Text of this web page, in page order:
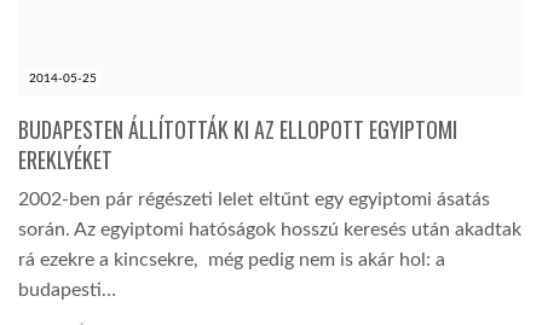
2014-05-25
BUDAPESTEN ÁLLÍTOTTÁK KI AZ ELLOPOTT EGYIPTOMI
EREKLYÉKET
2002-ben pár régészeti lelet eltűnt egy egyiptomi ásatás
során. Az egyiptomi hatóságok hosszú keresés után akadtak
rá ezekre a kincsekre, még pedig nem is akár hol: a
budapesti…